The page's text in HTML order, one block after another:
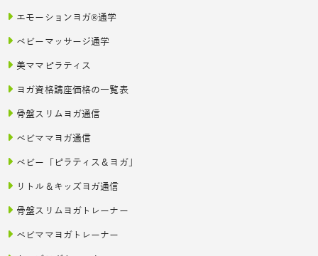
エモーションヨガ®通学
ベビーマッサージ通学
美ママピラティス
ヨガ資格講座価格の一覧表
骨盤スリムヨガ通信
ベビママヨガ通信
ベビー「ピラティス＆ヨガ」
リトル＆キッズヨガ通信
骨盤スリムヨガトレーナー
ベビママヨガトレーナー